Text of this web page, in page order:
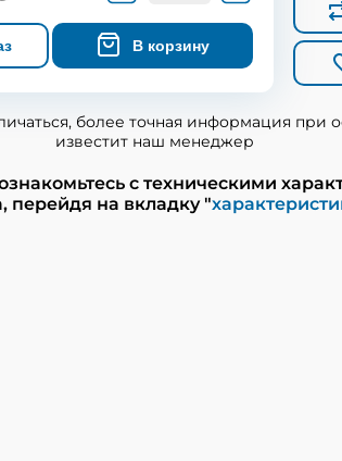
В корзину
более точная информация при
известит наш менеджер
с техническими
перейдя на вкладку "